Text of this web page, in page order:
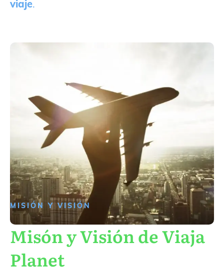
viaje.
MISIÓN Y VISIÓN
Misón y Visión de Viaja
Planet